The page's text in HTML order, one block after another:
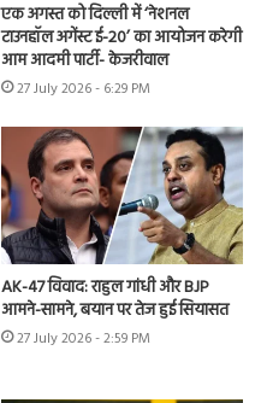
एक अगस्त को दिल्ली में ‘नेशनल
टाउनहॉल अगेंस्ट ई-20’ का आयोजन करेगी
आम आदमी पार्टी- केजरीवाल
27 July 2026 - 6:29 PM
AK-47 विवाद: राहुल गांधी और BJP
आमने-सामने, बयान पर तेज हुई सियासत
27 July 2026 - 2:59 PM